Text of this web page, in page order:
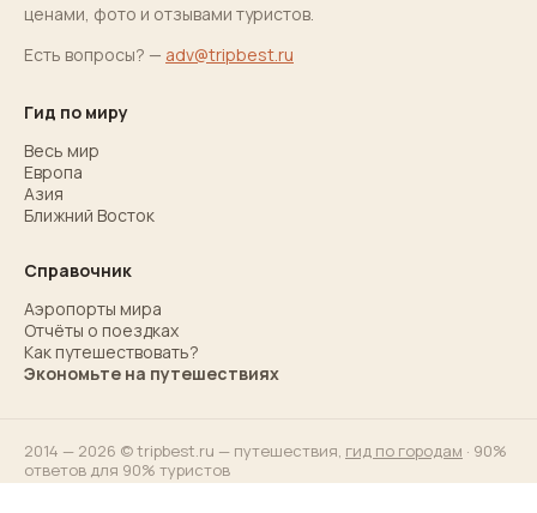
ценами, фото и отзывами туристов.
Есть вопросы? — adv@tripbest.ru
Гид по миру
Весь мир
Европа
Азия
Ближний Восток
Справочник
Аэропорты мира
Отчёты о поездках
Как путешествовать?
Экономьте на путешествиях
2014 — 2026 © tripbest.ru — путешествия, гид по городам · 90%
ответов для 90% туристов